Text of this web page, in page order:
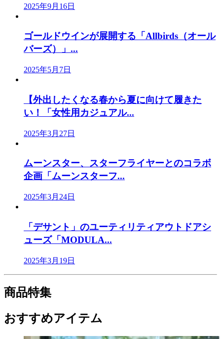
2025年9月16日
ゴールドウインが展開する「Allbirds（オール
バーズ）」...
2025年5月7日
【外出したくなる春から夏に向けて履きた
い！「女性用カジュアル...
2025年3月27日
ムーンスター、スターフライヤーとのコラボ
企画「ムーンスターフ...
2025年3月24日
「デサント」のユーティリティアウトドアシ
ューズ「MODULA...
2025年3月19日
商品特集
おすすめアイテム